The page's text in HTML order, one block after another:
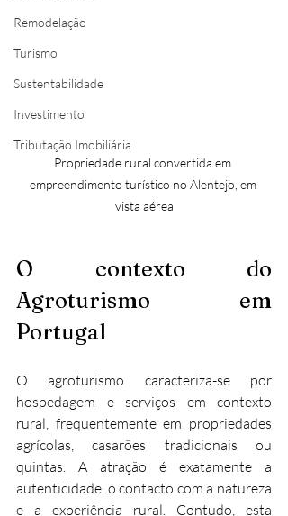
Remodelação
Turismo
Sustentabilidade
Investimento
Tributação Imobiliária
Propriedade rural convertida em
empreendimento turístico no Alentejo, em
vista aérea
O contexto do
Agroturismo em
Portugal
O agroturismo caracteriza-se por
hospedagem e serviços em contexto
rural, frequentemente em propriedades
agrícolas, casarões tradicionais ou
quintas. A atração é exatamente a
autenticidade, o contacto com a natureza
e a experiência rural. Contudo, esta